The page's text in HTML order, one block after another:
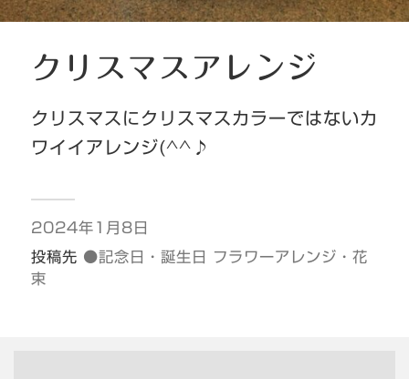
クリスマスアレンジ
クリスマスにクリスマスカラーではないカ
ワイイアレンジ(^^♪
2024年1月8日
投稿先 ●記念日・誕生日 フラワーアレンジ・花
束